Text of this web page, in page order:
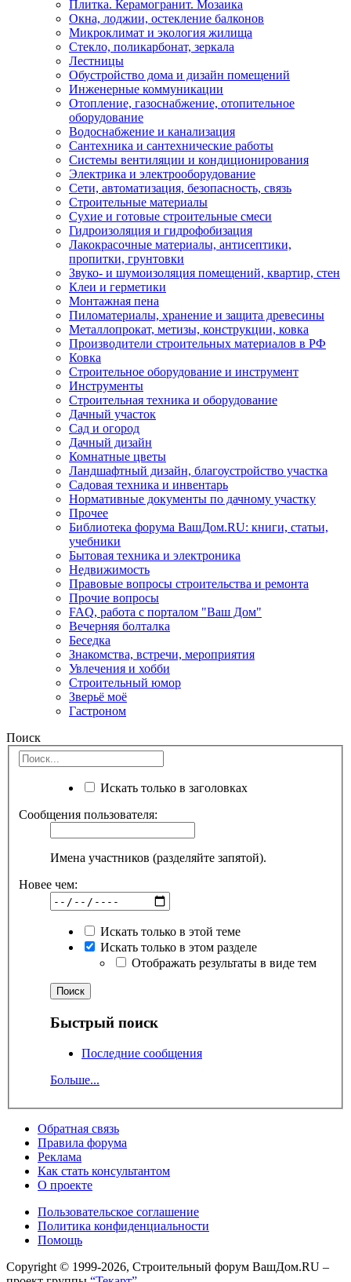
Плитка. Керамогранит. Мозаика
Окна, лоджии, остекление балконов
Микроклимат и экология жилища
Стекло, поликарбонат, зеркала
Лестницы
Обустройство дома и дизайн помещений
Инженерные коммуникации
Отопление, газоснабжение, отопительное
оборудование
Водоснабжение и канализация
Сантехника и сантехнические работы
Системы вентиляции и кондиционирования
Электрика и электрооборудование
Сети, автоматизация, безопасность, связь
Строительные материалы
Сухие и готовые строительные смеси
Гидроизоляция и гидрофобизация
Лакокрасочные материалы, антисептики,
пропитки, грунтовки
Звуко- и шумоизоляция помещений, квартир, стен
Клеи и герметики
Монтажная пена
Пиломатериалы, хранение и защита древесины
Металлопрокат, метизы, конструкции, ковка
Производители строительных материалов в РФ
Ковка
Строительное оборудование и инструмент
Инструменты
Строительная техника и оборудование
Дачный участок
Сад и огород
Дачный дизайн
Комнатные цветы
Ландшафтный дизайн, благоустройство участка
Садовая техника и инвентарь
Нормативные документы по дачному участку
Прочее
Библиотека форума ВашДом.RU: книги, статьи,
учебники
Бытовая техника и электроника
Недвижимость
Правовые вопросы строительства и ремонта
Прочие вопросы
FAQ, работа с порталом "Ваш Дом"
Вечерняя болталка
Беседка
Знакомства, встречи, мероприятия
Увлечения и хобби
Строительный юмор
Зверьё моё
Гастроном
Поиск
Искать только в заголовках
Сообщения пользователя:
Имена участников (разделяйте запятой).
Новее чем:
Искать только в этой теме
Искать только в этом разделе
Отображать результаты в виде тем
Быстрый поиск
Последние сообщения
Больше...
Обратная связь
Правила форума
Реклама
Как стать консультантом
О проекте
Пользовательское соглашение
Политика конфиденциальности
Помощь
Copyright © 1999-2026, Строительный форум ВашДом.RU –